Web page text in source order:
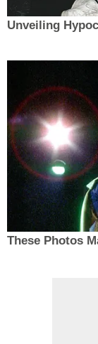
Unveiling
These Photos